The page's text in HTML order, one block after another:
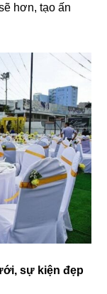
hơn, tạo ấn
sự kiện đẹp